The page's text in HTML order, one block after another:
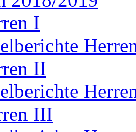
I
II
III